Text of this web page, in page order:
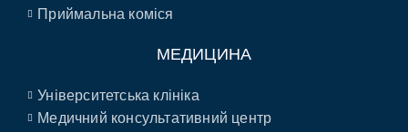
Приймальна коміся
МЕДИЦИНА
Університетська клініка
Медичний консультативний центр